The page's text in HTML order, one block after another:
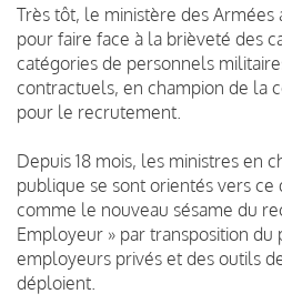
Très tôt, le ministère des Armées
pour faire face à la brièveté des
catégories de personnels
contractuels, en champion de la
pour le recrutement.
Depuis 18 mois, les ministres en
publique se sont orientés vers
comme le nouveau sésame du
Employeur » par transposition du
employeurs privés et des outils
déploient.